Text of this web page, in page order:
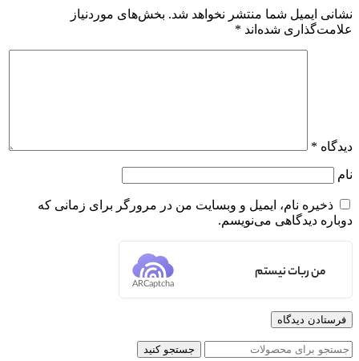
نشانی ایمیل شما منتشر نخواهد شد. بخش‌های موردنیاز
علامت‌گذاری شده‌اند *
دیدگاه *
نام
ذخیره نام، ایمیل و وبسایت من در مرورگر برای زمانی که
دوباره دیدگاهی می‌نویسم.
من ربات نیستم
ARCaptcha
جستجو کنید